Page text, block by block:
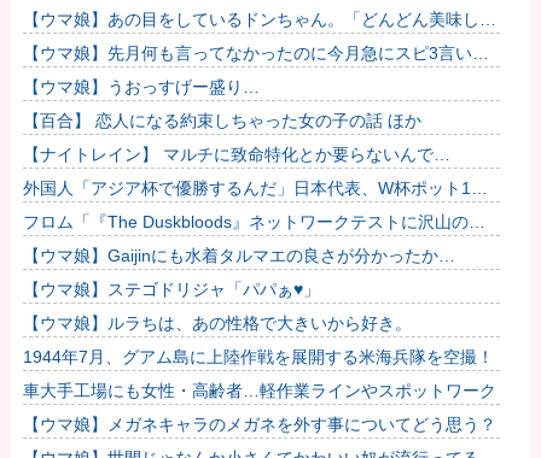
つけて暴行 少年らと父親(37)逮捕
【ウマ娘】あの目をしているドンちゃん。「どんどん美味しく
実る…♡」
【ウマ娘】先月何も言ってなかったのに今月急にスピ3言い出
したのが怪しいよな。
【ウマ娘】うおっすげー盛り…
【百合】 恋人になる約束しちゃった女の子の話 ほか
【ナイトレイン】 マルチに致命特化とか要らないんで…
外国人「アジア杯で優勝するんだ」日本代表、W杯ポット1入
りに現実味!?2030大会で出場枠「64」なら追い風に！アメリ
カ...
フロム「『The Duskbloods』ネットワークテストに沢山のご
応募をいただき誠にありがとうございました｡」
【ウマ娘】Gaijinにも水着タルマエの良さが分かったか…
【ウマ娘】ステゴドリジャ「パパぁ♥」
【ウマ娘】ルラちは、あの性格で大きいから好き。
1944年7月、グアム島に上陸作戦を展開する米海兵隊を空撮！
車大手工場にも女性・高齢者…軽作業ラインやスポットワーク
【ウマ娘】メガネキャラのメガネを外す事についてどう思う？